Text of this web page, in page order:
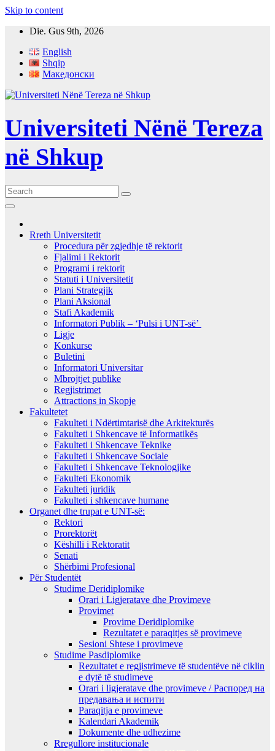
Skip to content
Die. Gus 9th, 2026
English
Shqip
Македонски
Universiteti Nënë Tereza
në Shkup
Rreth Universitetit
Procedura për zgjedhje të rektorit
Fjalimi i Rektorit
Programi i rektorit
Statuti i Universitetit
Plani Strategjik
Plani Aksional
Stafi Akademik
Informatori Publik – ‘Pulsi i UNT-së’
Ligje
Konkurse
Buletini
Informatori Universitar
Mbrojtjet publike
Regjistrimet
Attractions in Skopje
Fakultetet
Fakulteti i Ndërtimtarisë dhe Arkitekturës
Fakulteti i Shkencave të Informatikës
Fakulteti i Shkencave Teknike
Fakulteti i Shkencave Sociale
Fakulteti i Shkencave Teknologjike
Fakulteti Ekonomik
Fakulteti juridik
Fakulteti i shkencave humane
Organet dhe trupat e UNT-së:
Rektori
Prorektorët
Këshilli i Rektoratit
Senati
Shërbimi Profesional
Për Studentët
Studime Deridiplomike
Orari i Ligjeratave dhe Provimeve
Provimet
Provime Deridiplomike
Rezultatet e paraqitjes së provimeve
Sesioni Shtese i provimeve
Studime Pasdiplomike
Rezultatet e regjistrimeve të studentëve në ciklin
e dytë të studimeve
Orari i ligjeratave dhe provimeve / Распоред на
предавањa и испити
Paraqitja e provimeve
Kalendari Akademik
Dokumente dhe udhezime
Rregullore institucionale